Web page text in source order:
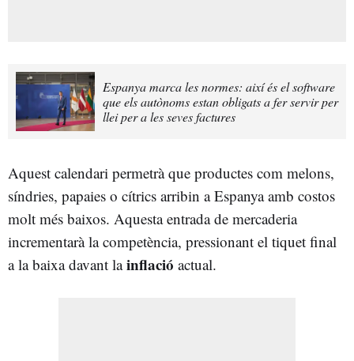
Espanya marca les normes: així és el software
que els autònoms estan obligats a fer servir per
llei per a les seves factures
Aquest calendari permetrà que productes com melons,
síndries, papaies o cítrics arribin a Espanya amb costos
molt més baixos. Aquesta entrada de mercaderia
incrementarà la competència, pressionant el tiquet final
a la baixa davant lainflació actual.